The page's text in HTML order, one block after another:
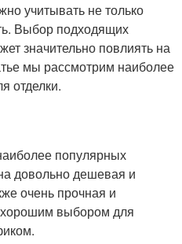
учитывать не только
Выбор подходящих
значительно повлиять на
мы рассмотрим наиболее
отделки.
популярных
довольно дешевая и
очень прочная и
хорошим выбором для